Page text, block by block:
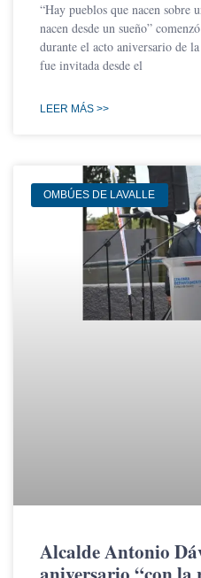
“Hay pueblos que nacen sobre
nacen desde un sueño”
durante el acto aniversario de
fue invitada desde el
LEER MÁS >>
OMBÚES DE LAVALLE
Alcalde Antonio